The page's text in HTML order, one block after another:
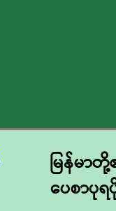
မြန်မာ
ပေစာပု